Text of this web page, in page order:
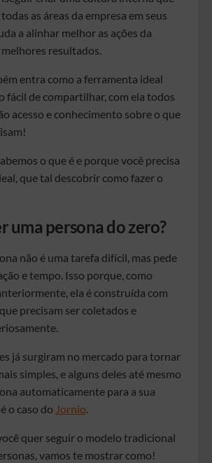
as áreas da empresa em seus
a alinhar melhor as ações da
resultados.
entra como a ferramenta ideal
fácil de compartilhar, com ela todos
acesso e conhecimento sobre o que
o que é e porque você precisa
que tal descobrir como fazer o
uma persona do zero?
não é uma tarefa difícil, mas pede
e tempo. Isso porque, como
ela é construída com
precisam ser coletados e
já surgiram no mercado para tornar
simples, e alguns deles até mesmo
automaticamente para a sua
o caso do Jornio.
quer seguir o modelo tradicional
vamos te mostrar como!